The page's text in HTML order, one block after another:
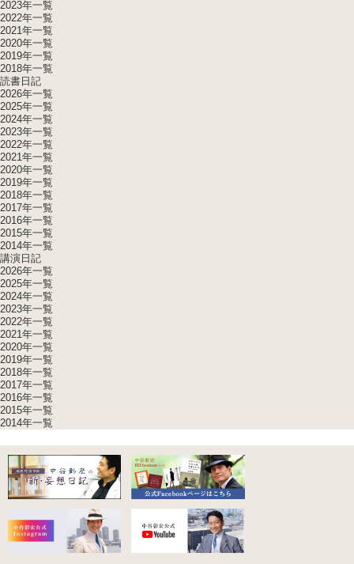
2023年一覧
2022年一覧
2021年一覧
2020年一覧
2019年一覧
2018年一覧
読書日記
2026年一覧
2025年一覧
2024年一覧
2023年一覧
2022年一覧
2021年一覧
2020年一覧
2019年一覧
2018年一覧
2017年一覧
2016年一覧
2015年一覧
2014年一覧
講演日記
2026年一覧
2025年一覧
2024年一覧
2023年一覧
2022年一覧
2021年一覧
2020年一覧
2019年一覧
2018年一覧
2017年一覧
2016年一覧
2015年一覧
2014年一覧